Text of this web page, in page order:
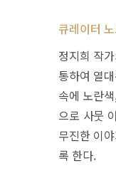
큐레이터
정지희 작
통하여 열
속에 노란
으로 사뭇
무진한 이
록 한다.